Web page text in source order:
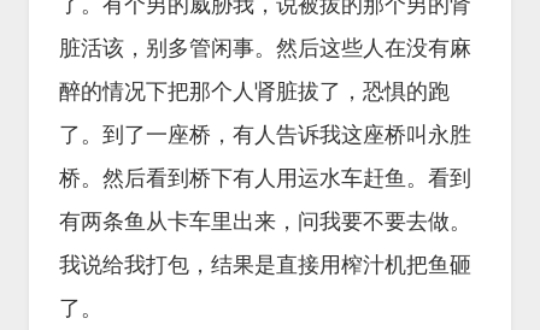
了。有个男的威胁我，说被拔的那个男的肾
脏活该，别多管闲事。然后这些人在没有麻
醉的情况下把那个人肾脏拔了，恐惧的跑
了。到了一座桥，有人告诉我这座桥叫永胜
桥。然后看到桥下有人用运水车赶鱼。看到
有两条鱼从卡车里出来，问我要不要去做。
我说给我打包，结果是直接用榨汁机把鱼砸
了。